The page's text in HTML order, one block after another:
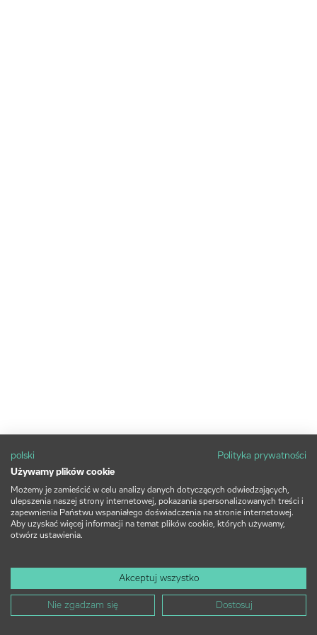
polski
Polityka prywatności
Używamy plików cookie
Możemy je zamieścić w celu analizy danych dotyczących odwiedzających,
ulepszenia naszej strony internetowej, pokazania spersonalizowanych treści i
zapewnienia Państwu wspaniałego doświadczenia na stronie internetowej.
Aby uzyskać więcej informacji na temat plików cookie, których używamy,
otwórz ustawienia.
Akceptuj wszystko
Nie zgadzam się Dostosuj